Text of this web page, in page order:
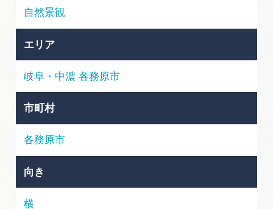
早わかり岐阜
買い物・お土産
体験予約サイト「ＶＩＳＩＴ岐阜県」
岐阜県アウトドア観光キャンペーン
岐阜県まるごと観光エリアガイド
岐阜県観光データベース
自然景観
エリア
岐阜・中濃 各務原市
市町村
各務原市
向き
横